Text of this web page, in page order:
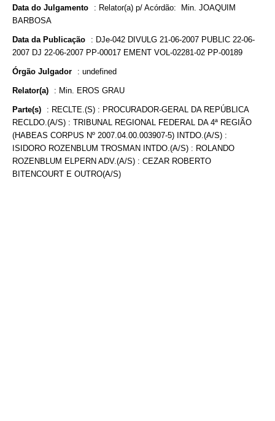
Data do Julgamento : Relator(a) p/ Acórdão: Min. JOAQUIM
BARBOSA
Data da Publicação : DJe-042 DIVULG 21-06-2007 PUBLIC 22-06-
2007 DJ 22-06-2007 PP-00017 EMENT VOL-02281-02 PP-00189
Órgão Julgador : undefined
Relator(a) : Min. EROS GRAU
Parte(s) : RECLTE.(S) : PROCURADOR-GERAL DA REPÚBLICA
RECLDO.(A/S) : TRIBUNAL REGIONAL FEDERAL DA 4ª REGIÃO
(HABEAS CORPUS Nº 2007.04.00.003907-5) INTDO.(A/S) :
ISIDORO ROZENBLUM TROSMAN INTDO.(A/S) : ROLANDO
ROZENBLUM ELPERN ADV.(A/S) : CEZAR ROBERTO
BITENCOURT E OUTRO(A/S)